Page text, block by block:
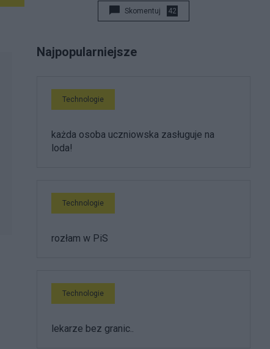
Skomentuj 42
Najpopularniejsze
Technologie
każda osoba uczniowska zasługuje na
loda!
Technologie
rozłam w PiS
Technologie
lekarze bez granic..